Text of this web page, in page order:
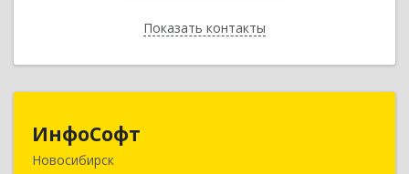
Показать контакты
Назад
ИнфоСофт
Новосибирск
630091, Новосибирская обл, Новосибирск г,